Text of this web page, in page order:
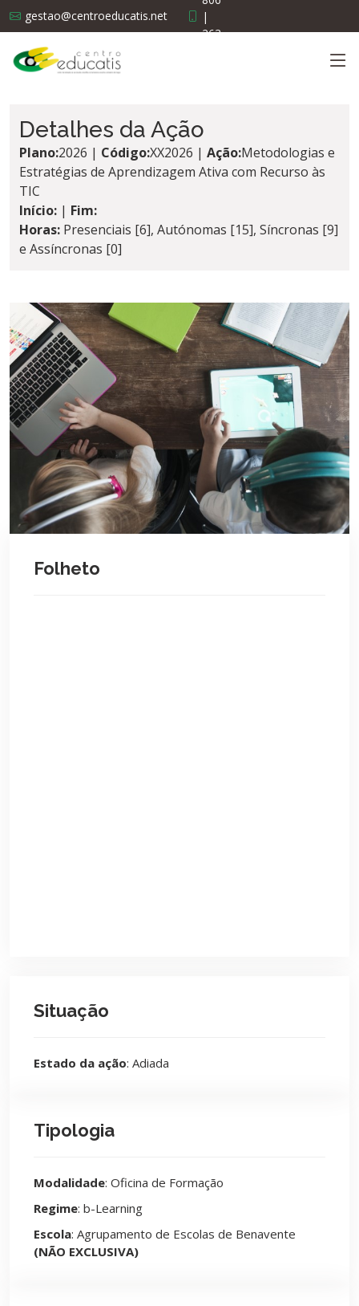
gestao@centroeducatis.net
|
263
Detalhes da Ação
Plano:2026 | Código:XX2026 | Ação:Metodologias e
Estratégias de Aprendizagem Ativa com Recurso às
TIC
Início: | Fim:
Horas: Presenciais [6], Autónomas [15], Síncronas [9]
e Assíncronas [0]
Folheto
Situação
Estado da ação: Adiada
Tipologia
Modalidade: Oficina de Formação
Regime: b-Learning
Escola: Agrupamento de Escolas de Benavente
(NÃO EXCLUSIVA)